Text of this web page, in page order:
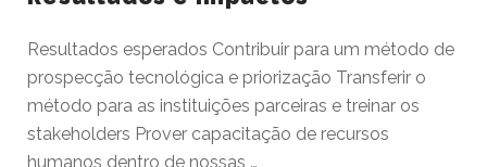
Resultados esperados Contribuir para um método de
prospecção tecnológica e priorização Transferir o
método para as instituições parceiras e treinar os
stakeholders Prover capacitação de recursos
humanos dentro de nossas …